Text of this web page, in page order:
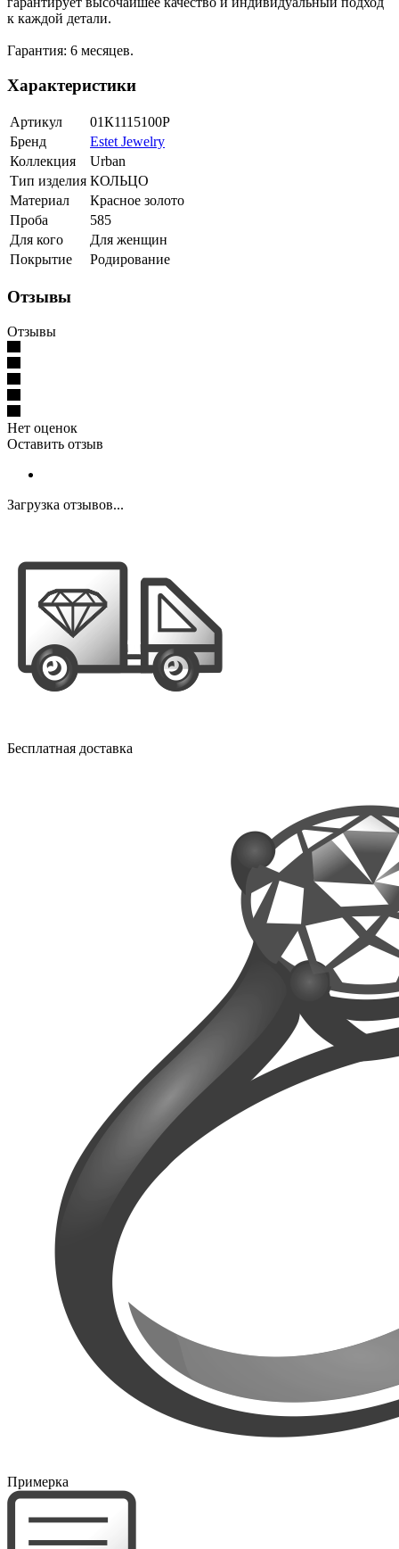
к каждой детали.
Гарантия: 6 месяцев.
Характеристики
Артикул
01К1115100Р
Бренд
Estet Jewelry
Коллекция
Urban
Тип изделия КОЛЬЦО
Материал
Красное золото
Проба
585
Для кого
Для женщин
Покрытие
Родирование
Отзывы
Отзывы
Нет оценок
Оставить отзыв
Загрузка отзывов...
Бесплатная доставка
Примерка